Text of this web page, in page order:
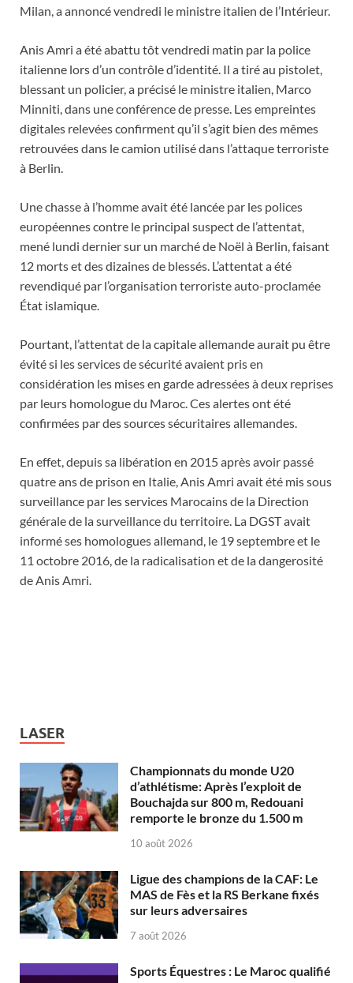
Milan, a annoncé vendredi le ministre italien de l’Intérieur.
Anis Amri a été abattu tôt vendredi matin par la police
italienne lors d’un contrôle d’identité. Il a tiré au pistolet,
blessant un policier, a précisé le ministre italien, Marco
Minniti, dans une conférence de presse. Les empreintes
digitales relevées confirment qu’il s’agit bien des mêmes
retrouvées dans le camion utilisé dans l’attaque terroriste
à Berlin.
Une chasse à l’homme avait été lancée par les polices
européennes contre le principal suspect de l’attentat,
mené lundi dernier sur un marché de Noël à Berlin, faisant
12 morts et des dizaines de blessés. L’attentat a été
revendiqué par l’organisation terroriste auto-proclamée
État islamique.
Pourtant, l’attentat de la capitale allemande aurait pu être
évité si les services de sécurité avaient pris en
considération les mises en garde adressées à deux reprises
par leurs homologue du Maroc. Ces alertes ont été
confirmées par des sources sécuritaires allemandes.
En effet, depuis sa libération en 2015 après avoir passé
quatre ans de prison en Italie, Anis Amri avait été mis sous
surveillance par les services Marocains de la Direction
générale de la surveillance du territoire. La DGST avait
informé ses homologues allemand, le 19 septembre et le
11 octobre 2016, de la radicalisation et de la dangerosité
de Anis Amri.
LASER
Championnats du monde U20
d’athlétisme: Après l’exploit de
Bouchajda sur 800 m, Redouani
remporte le bronze du 1.500 m
10 août 2026
Ligue des champions de la CAF: Le
MAS de Fès et la RS Berkane fixés
sur leurs adversaires
7 août 2026
Sports Équestres : Le Maroc qualifié